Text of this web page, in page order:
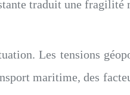
traduit une fragilité
Les tensions
maritime, des